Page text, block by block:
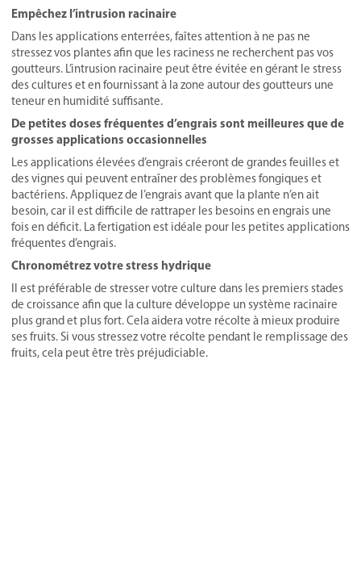
Empêchez l’intrusion racinaire
Dans les applications enterrées, faîtes attention à ne pas ne
stressez vos plantes afin que les raciness ne recherchent pas vos
goutteurs. L’intrusion racinaire peut être évitée en gérant le stress
des cultures et en fournissant à la zone autour des goutteurs une
teneur en humidité suffisante.
De petites doses fréquentes d’engrais sont meilleures que de
grosses applications occasionnelles
Les applications élevées d’engrais créeront de grandes feuilles et
des vignes qui peuvent entraîner des problèmes fongiques et
bactériens. Appliquez de l’engrais avant que la plante n’en ait
besoin, car il est difficile de rattraper les besoins en engrais une
fois en déficit. La fertigation est idéale pour les petites applications
fréquentes d’engrais.
Chronométrez votre stress hydrique
Il est préférable de stresser votre culture dans les premiers stades
de croissance afin que la culture développe un système racinaire
plus grand et plus fort. Cela aidera votre récolte à mieux produire
ses fruits. Si vous stressez votre récolte pendant le remplissage des
fruits, cela peut être très préjudiciable.